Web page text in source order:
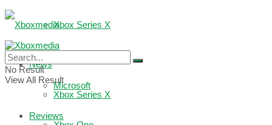
Xbox Series X
Microsoft
Reviews
News
Xbox Series X
No Result
View All Result